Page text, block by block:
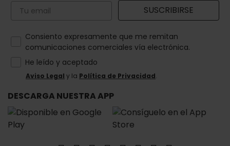
Email SUSCRIBIRSE
How would you like to hear from us?
Consiento expresamente que me remitan
comunicaciones comerciales vía electrónica.
He leído y aceptado
Aviso Legal y la Política de Privacidad.
DESCARGA NUESTRA APP